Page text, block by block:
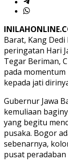
Barat, Kang
peringatan Hari
Tegar Beriman,
pada
kepada jati
Gubernur Jawa
kemuliaan
yang begitu
pusaka. Bogor
sebenarnya,
pusat peradaban